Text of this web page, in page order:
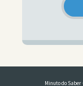
Minuto do Saber